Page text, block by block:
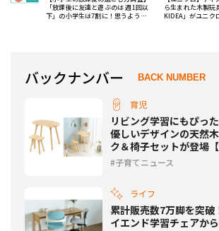
「放課後に友達と遊ぶのは 週1回以
下」の小学生は7割に！思うように
ら生まれた木製
KIDEA」がユニク
バックナンバー BACK NUMBER
育児
リビング学習にもぴっ
優しいデザインの天然
ク＆椅子セットが登場
イ】
子育てニュース
ライフ
累計販売数7万脚を突破
イエンド学習チェアか